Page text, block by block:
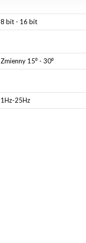
8 bit - 16 bit
Zmienny 15⁰ - 30⁰
1Hz-25Hz